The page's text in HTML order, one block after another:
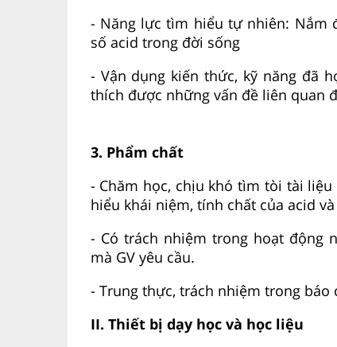
- Năng lực tìm hiểu tự nhiên: Nắm
số acid trong đời sống
- Vận dụng kiến thức, kỹ năng đã
thích được những vấn đề liên quan
3. Phẩm chất
- Chăm học, chịu khó tìm tòi tài
hiểu khái niệm, tính chất của acid
- Có trách nhiệm trong hoạt động
mà GV yêu cầu.
- Trung thực, trách nhiệm trong báo
II. Thiết bị dạy học và học liệu